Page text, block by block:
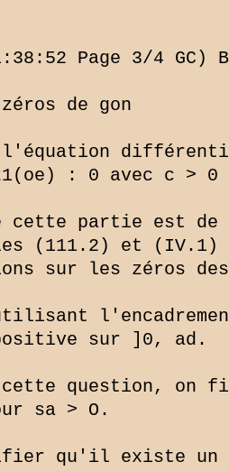
Page 3/4 GC)
de gon
l'équation
: 0 avec c >
partie est de
(111.2) et (IV.1)
sur les zéros
sur ]0, ad.
cette question, on
sa > O.
qu'il existe un